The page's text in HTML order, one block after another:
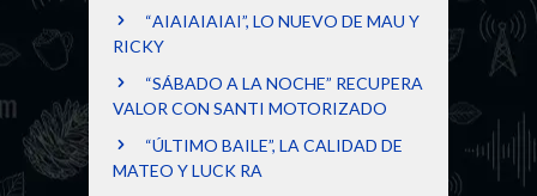
“AIAIAIAIAI”, LO NUEVO DE MAU Y
RICKY
“SÁBADO A LA NOCHE” RECUPERA
VALOR CON SANTI MOTORIZADO
“ÚLTIMO BAILE”, LA CALIDAD DE
MATEO Y LUCK RA